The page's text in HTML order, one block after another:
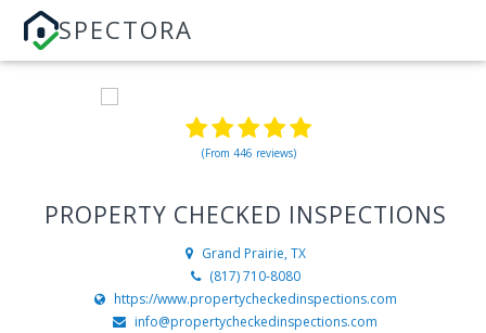
SPECTORA
(From 446 reviews)
PROPERTY CHECKED INSPECTIONS
Grand Prairie, TX
(817) 710-8080
https://www.propertycheckedinspections.com
info@propertycheckedinspections.com